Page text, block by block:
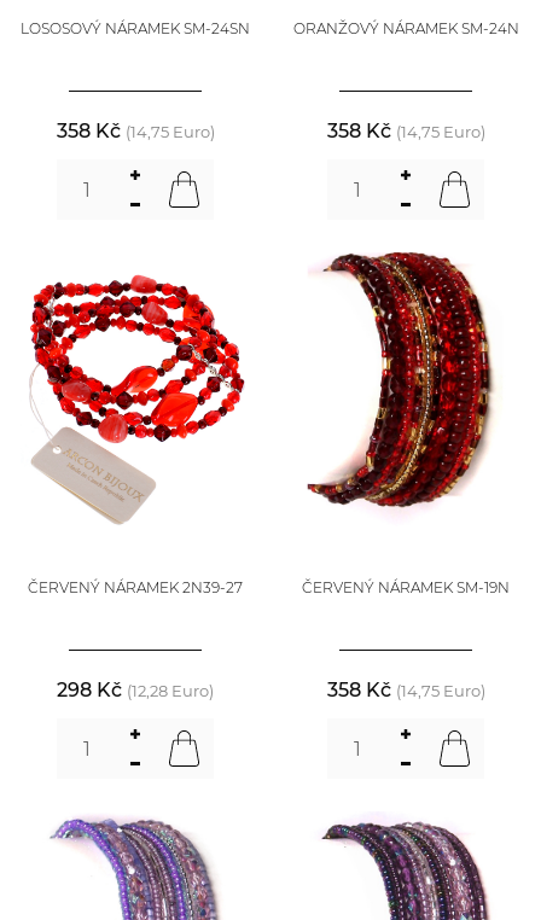
LOSOSOVÝ NÁRAMEK SM-24SN
358 Kč (14,75 Euro)
ORANŽOVÝ NÁRAMEK SM-24N
358 Kč (14,75 Euro)
ČERVENÝ NÁRAMEK 2N39-27
298 Kč (12,28 Euro)
ČERVENÝ NÁRAMEK SM-19N
358 Kč (14,75 Euro)